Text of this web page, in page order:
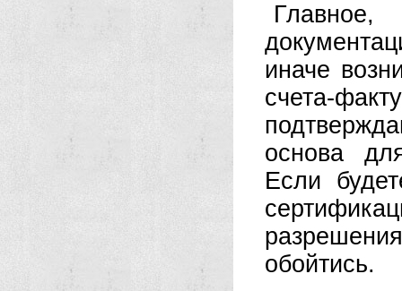
иначе
счета-
основа
Если
обойтись.